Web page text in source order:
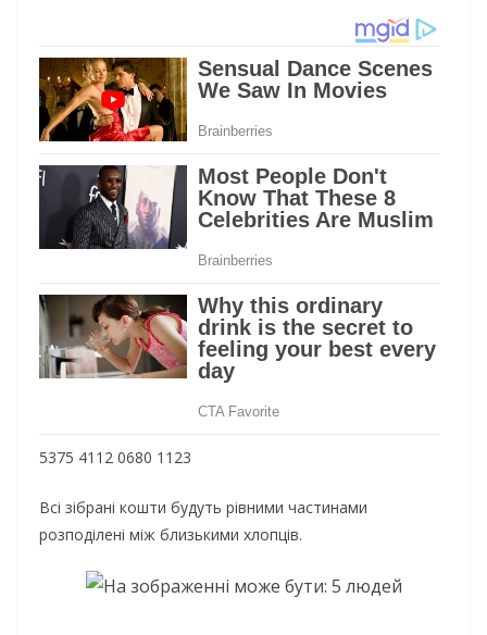
5375 4112 0680 1123
Всі зібрані кошти будуть рівними частинами
розподілені між близькими хлопців.